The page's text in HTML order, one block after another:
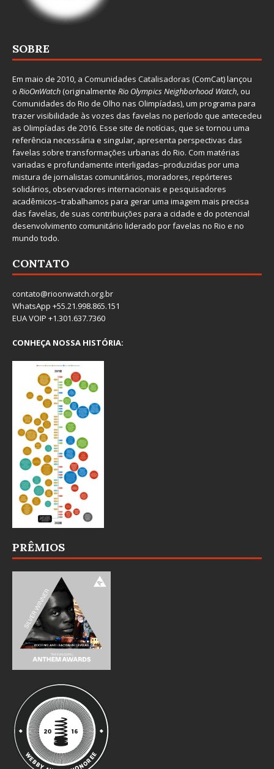
SOBRE
Em maio de 2010, a Comunidades Catalisadoras (ComCat) lançou
o RioOnWatch(originalmente Rio Olympics Neighborhood Watch, ou
Comunidades do Rio de Olho nas Olimpíadas), um programa para
trazer visibilidade às vozes das favelas no período que antecedeu
as Olimpíadas de 2016. Esse site de notícias, que se tornou uma
referência necessária e singular, apresenta perspectivas das
favelas sobre transformações urbanas do Rio. Com matérias
variadas e profundamente interligadas–produzidas por uma
mistura de jornalistas comunitários, moradores, repórteres
solidários, observadores internacionais e pesquisadores
acadêmicos–trabalhamos para gerar uma imagem mais precisa
das favelas, de suas contribuições para a cidade e do potencial
desenvolvimento comunitário liderado por favelas no Rio e no
mundo todo.
CONTATO
contato@rioonwatch.org.br
WhatsApp +55.21.998.865.151
EUA VOIP +1.301.637.7360
CONHEÇA NOSSA HISTÓRIA:
PRÊMIOS